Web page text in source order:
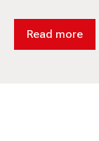
Read more